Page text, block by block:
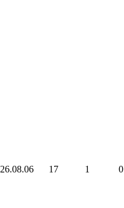
26.08.06 17 1 0